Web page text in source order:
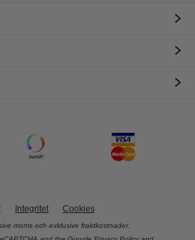
Integritet Cookies
moms och exklusive fraktkostnader.